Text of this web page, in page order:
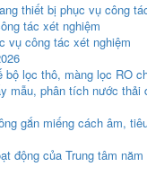
thiết bị phục vụ công
tác xét nghiệm
vụ công tác xét nghiệm
lọc thô, màng lọc RO
mẫu, phân tích nước
gắn miếng cách âm,
động của Trung tâm năm